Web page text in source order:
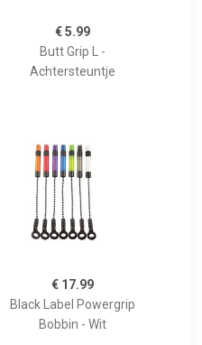
€ 5.99
Butt Grip L -
Achtersteuntje
€ 17.99
Black Label Powergrip
Bobbin - Wit